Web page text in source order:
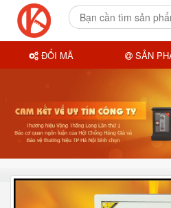
ĐỔI MÃ SẢN